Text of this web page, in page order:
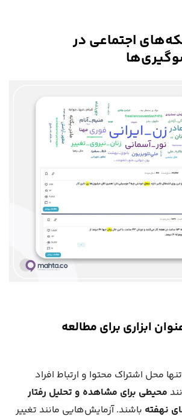
اجتماعی در
ابزاری برای مطالعه
محل اشتراک محتوا و ارتباط افراد
محیطی برای مشاهده و تحلیل رفتار
نهفته باشند. آزمایش‌هایی مانند تغییر